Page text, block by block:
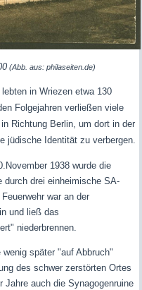
(Abb. aus: philaseiten.de)
in Wriezen etwa 130
Folgejahren verließen viele
Richtung Berlin, um dort in der
jüdische Identität zu verbergen.
1938 wurde die
durch drei einheimische SA-
war an der
und ließ das
niederbrennen.
später "auf Abbruch"
des schwer zerstörten Ortes
Jahre auch die Synagogenruine